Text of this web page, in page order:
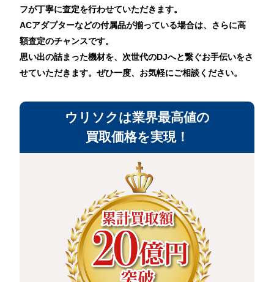
フが丁寧に査定を行わせていただきます。
ACアダプターなどの付属品が揃っている場合は、さらに高
額査定のチャンスです。
思い出の詰まった機材を、次世代のDJへと繋ぐお手伝いをさ
せていただきます。ぜひ一度、お気軽にご相談ください。
ウリソクは業界最高値の
買取価格を実現！